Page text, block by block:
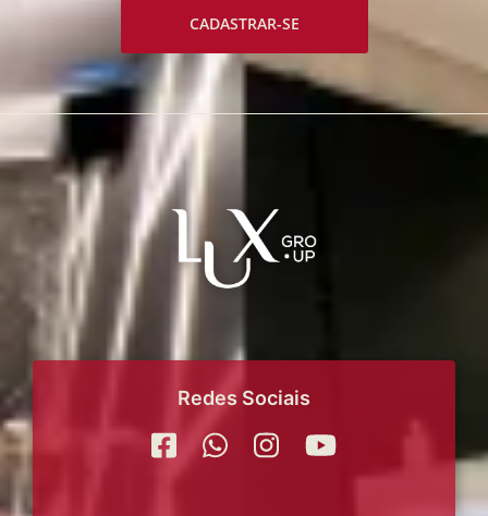
CADASTRAR-SE
Redes Sociais